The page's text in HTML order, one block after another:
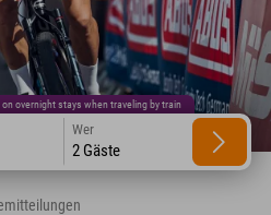
on overnight stays when traveling by train
Wer
2 Gäste